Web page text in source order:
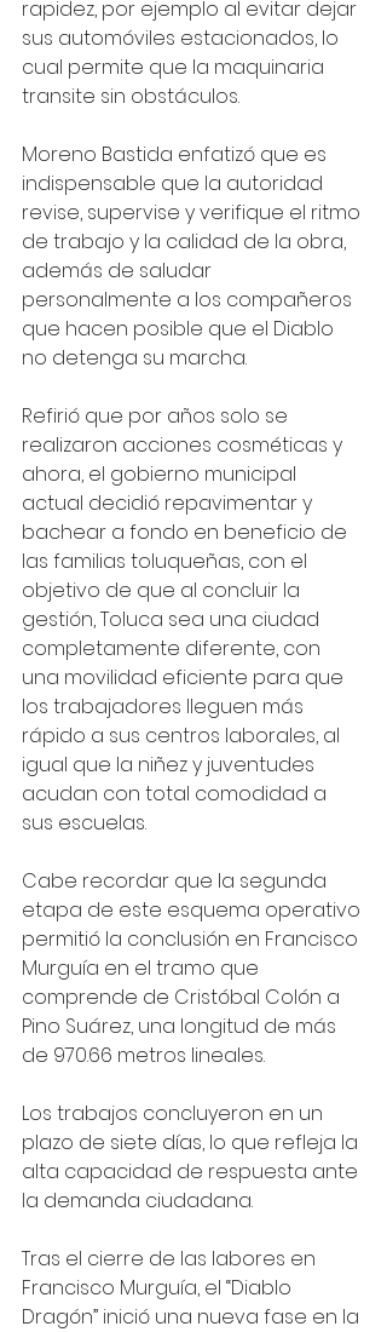
rapidez, por ejemplo al evitar dejar
sus automóviles estacionados, lo
cual permite que la maquinaria
transite sin obstáculos.
Moreno Bastida enfatizó que es
indispensable que la autoridad
revise, supervise y verifique el ritmo
de trabajo y la calidad de la obra,
además de saludar
personalmente a los compañeros
que hacen posible que el Diablo
no detenga su marcha.
Refirió que por años solo se
realizaron acciones cosméticas y
ahora, el gobierno municipal
actual decidió repavimentar y
bachear a fondo en beneficio de
las familias toluqueñas, con el
objetivo de que al concluir la
gestión, Toluca sea una ciudad
completamente diferente, con
una movilidad eficiente para que
los trabajadores lleguen más
rápido a sus centros laborales, al
igual que la niñez y juventudes
acudan con total comodidad a
sus escuelas.
Cabe recordar que la segunda
etapa de este esquema operativo
permitió la conclusión en Francisco
Murguía en el tramo que
comprende de Cristóbal Colón a
Pino Suárez, una longitud de más
de 970.66 metros lineales.
Los trabajos concluyeron en un
plazo de siete días, lo que refleja la
alta capacidad de respuesta ante
la demanda ciudadana.
Tras el cierre de las labores en
Francisco Murguía, el “Diablo
Dragón” inició una nueva fase en la